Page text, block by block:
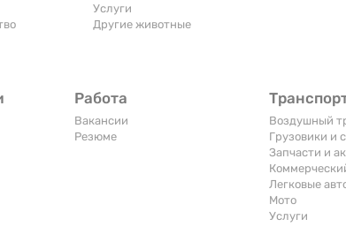
Услуги
Другие животные
Работа
Вакансии
Резюме
Воздушный
Грузовики и
Запчасти и
Легковые
Мото
Услуги